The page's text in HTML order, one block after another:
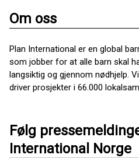
Om oss
Plan International er en global
som jobber for at alle barn skal
langsiktig og gjennom nødhjelp.
driver prosjekter i 66.000
Følg
International Norge